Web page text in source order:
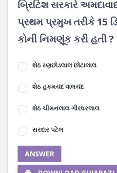
બ્રિટિશ સરકારે
પ્રથમ પ્રમુખ તરીકે 15
કોની નિમણૂંક કરી હતી ?
શેઠ રણછોડલાલ છોટાલાલ
શેઠ હકમચંદ વાલચંદ
શેઠ ચીમનલાલ ગીરધરલાલ
સરદાર પટેલ
ANSWER